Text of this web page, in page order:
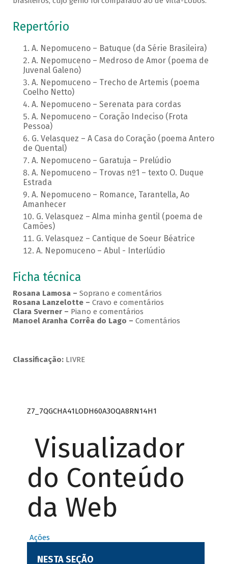
Repertório
A. Nepomuceno – Batuque (da Série Brasileira)
A. Nepomuceno – Medroso de Amor (poema de
Juvenal Galeno)
A. Nepomuceno – Trecho de Artemis (poema
Coelho Netto)
A. Nepomuceno – Serenata para cordas
A. Nepomuceno – Coração Indeciso (Frota
Pessoa)
G. Velasquez – A Casa do Coração (poema Antero
de Quental)
A. Nepomuceno – Garatuja – Prelúdio
A. Nepomuceno – Trovas nº1 – texto O. Duque
Estrada
A. Nepomuceno – Romance, Tarantella, Ao
Amanhecer
G. Velasquez – Alma minha gentil (poema de
Camões)
G. Velasquez – Cantique de Soeur Béatrice
A. Nepomuceno – Abul - Interlúdio
Ficha técnica
Rosana Lamosa – Soprano e comentários
Rosana Lanzelotte – Cravo e comentários
Clara Sverner – Piano e comentários
Manoel Aranha Corrêa do Lago – Comentários
Classificação:LIVRE
Z7_7QGCHA41LODH60A3OQA8RN14H1
Visualizador
do Conteúdo
da Web
Ações
NESTA SEÇÃO